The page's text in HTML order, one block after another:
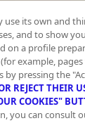
use its own and
and to show
on a profile
example, pages
by pressing the
REJECT THEIR
COOKIES"
you can consult